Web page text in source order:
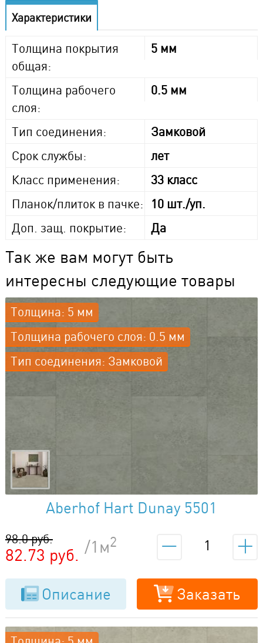
Характеристики
Толщина покрытия
общая:
5 мм
Толщина рабочего
слоя:
0.5 мм
Тип соединения:
Замковой
Срок службы:
лет
Класс применения:
33 класс
Планок/плиток в пачке:
10 шт./уп.
Доп. защ. покрытие:
Да
Так же вам могут быть
интересны следующие товары
Толщина: 5 мм
Толщина рабочего слоя: 0.5 мм
Тип соединения: Замковой
Aberhof Hart Dunay 5501
82.73 руб.
98.0 руб. /1м2
Описание Заказать